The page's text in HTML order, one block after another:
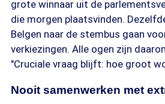
grote winnaar uit de
die morgen plaatsvinden.
Belgen naar de stembus gaan
verkiezingen. Alle ogen zijn
"Cruciale vraag blijft: hoe groot
Nooit samenwerken met